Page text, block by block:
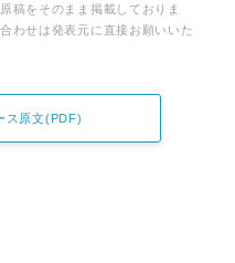
稿をそのまま掲載しておりま
わせは発表元に直接お願いいた
ス原文(PDF)